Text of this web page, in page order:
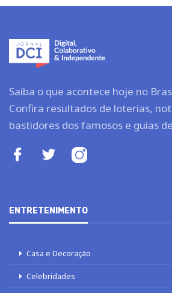
Saiba o que acontece hoje no
Confira resultados de loterias,
bastidores dos famosos e guias
ENTRETENIMENTO
Casa e Decoração
Celebridades